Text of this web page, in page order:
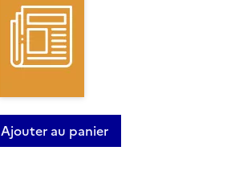
Ajouter au panier